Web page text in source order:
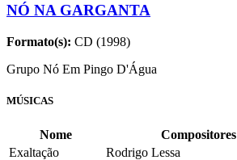
NÓ NA GARGANTA
Formato(s): CD (1998)
Grupo Nó Em Pingo D'Água
MÚSICAS
Nome
Compositores
Exaltação
Rodrigo Lessa